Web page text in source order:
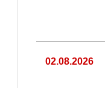
02.08.2026